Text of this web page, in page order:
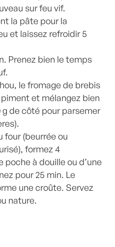
sur feu vif.
la pâte pour la
et laissez refroidir 5
Prenez bien le temps
le fromage de brebis
et mélangez bien
de côté pour parsemer
four (beurrée ou
formez 4
poche à douille ou d’une
pour 25 min. Le
une croûte. Servez
nature.